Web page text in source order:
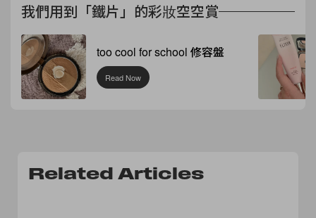
我們用到「鐵片」的彩妝空空賞
too cool for school 修容盤
Read Now
Related Articles